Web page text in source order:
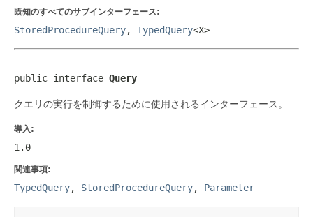
既知のすべてのサブインターフェース:
StoredProcedureQuery, TypedQuery<X>
public interface Query
クエリの実行を制御するために使用されるインターフェース。
導入:
1.0
関連事項:
TypedQuery, StoredProcedureQuery, Parameter